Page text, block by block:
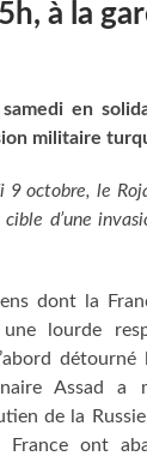
à la
samedi en
militaire
9 octobre, le
d’une
dont la
une lourde
détourné
Assad a
de la
ont